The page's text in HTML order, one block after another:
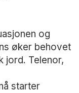
og
øker behovet
jord. Telenor,
starter